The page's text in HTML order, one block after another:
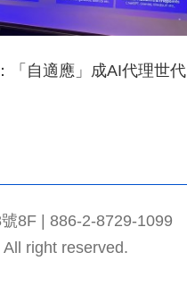
「自適應」成AI代理世代
8F | 886-2-8729-1099
right reserved.